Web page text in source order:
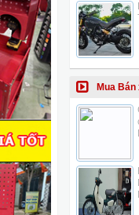
Mua Bán